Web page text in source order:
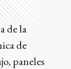
de la
de
paneles